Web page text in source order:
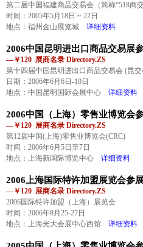
第二届中国福建商品交易会（简称“518商
时间：2005年5月18日 ~ 22日
地点：福州金山展览城
详细资料
2006中国昆明进出口商品交易展
—￥120 展商名录 Directory.ZS
第十四届中国昆明进出口商品交易会 (昆
日期：2006年6月6日-10日
地点：中国昆明国际会展中心
详细资料
2006中国（上海）零售业博览会
—￥120 展商名录 Directory.ZS
第12届中国(上海)零售业博览会(CRC)
时间：2006年6月5日至7日
地点：上海新国际博览中心
详细资料
2006上海国际特许加盟展览会参
—￥120 展商名录 Directory.ZS
2006国际特许加盟（上海）展览会
时间：2006年8月25-27日
地点：上海光大会展中心西馆
详细资料